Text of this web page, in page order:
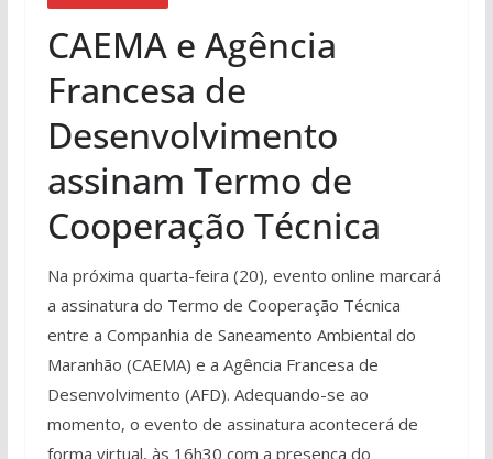
CAEMA e Agência
Francesa de
Desenvolvimento
assinam Termo de
Cooperação Técnica
Na próxima quarta-feira (20), evento online marcará
a assinatura do Termo de Cooperação Técnica
entre a Companhia de Saneamento Ambiental do
Maranhão (CAEMA) e a Agência Francesa de
Desenvolvimento (AFD). Adequando-se ao
momento, o evento de assinatura acontecerá de
forma virtual, às 16h30 com a presença do